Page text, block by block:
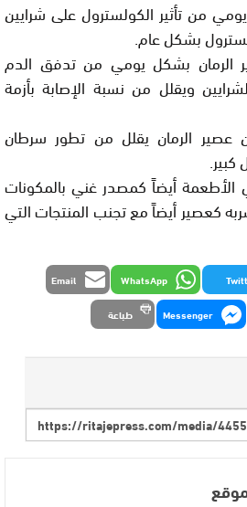
من تأثير الكولسترول على شرايين
بشكل عام.
بشكل يومي من تدفق الدم
ويقلل من نسبة الإصابة بأزمة
الرمان يقلل من تطور سرطان
كبير.
الأطعمة أيضاً كمصدر غني بالمكونات
كعصير أيضاً مع تجنب المنتجات التي
WhatsApp
Email
Messenger طباعة